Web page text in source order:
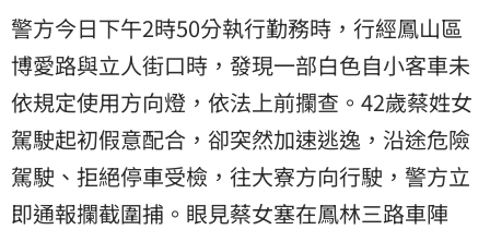
警方今日下午2時50分執行勤務時，行經鳳山區
博愛路與立人街口時，發現一部白色自小客車未
依規定使用方向燈，依法上前攔查。42歲蔡姓女
駕駛起初假意配合，卻突然加速逃逸，沿途危險
駕駛、拒絕停車受檢，往大寮方向行駛，警方立
即通報攔截圍捕。眼見蔡女塞在鳳林三路車陣